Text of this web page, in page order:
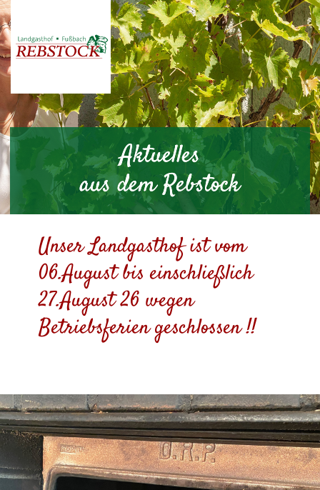
Aktuelles
aus dem Rebstock
Unser Landgasthof ist vom
06.August bis einschließlich
27.August 26 wegen
Betriebsferien geschlossen !!